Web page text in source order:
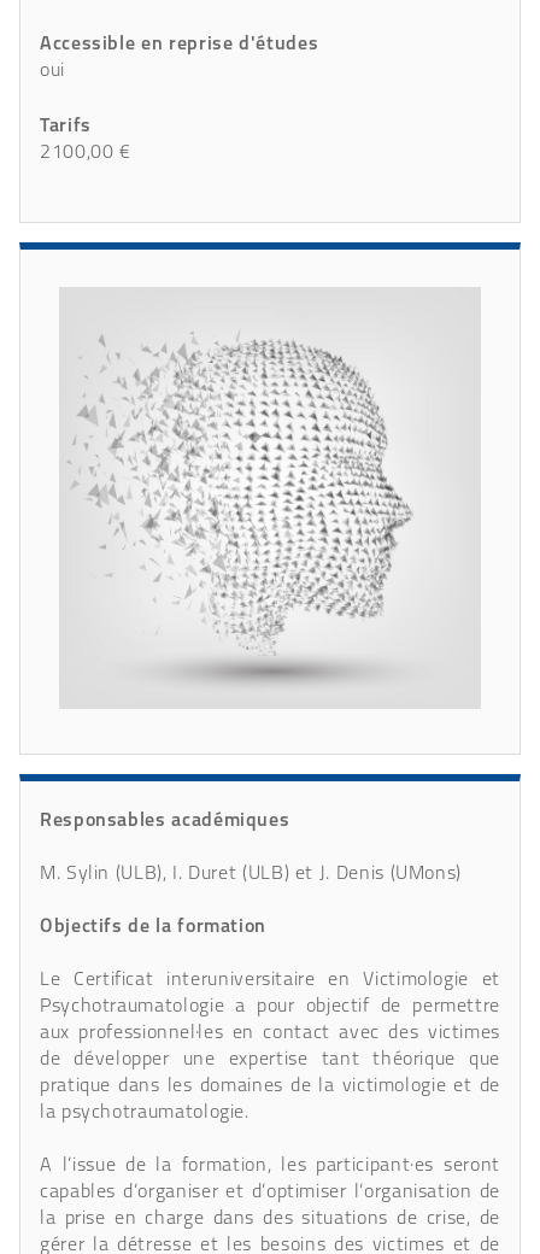
Accessible en reprise d'études
oui
Tarifs
2100,00 €
Responsables académiques
M. Sylin (ULB), I. Duret (ULB) et J. Denis (UMons)
Objectifs de la formation
Le Certificat interuniversitaire en Victimologie et
Psychotraumatologie a pour objectif de permettre
aux professionnel·les en contact avec des victimes
de développer une expertise tant théorique que
pratique dans les domaines de la victimologie et de
la psychotraumatologie.
A l’issue de la formation, les participant·es seront
capables d’organiser et d’optimiser l’organisation de
la prise en charge dans des situations de crise, de
gérer la détresse et les besoins des victimes et de